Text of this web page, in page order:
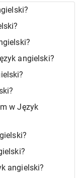
angielski?
w Język
angielski?